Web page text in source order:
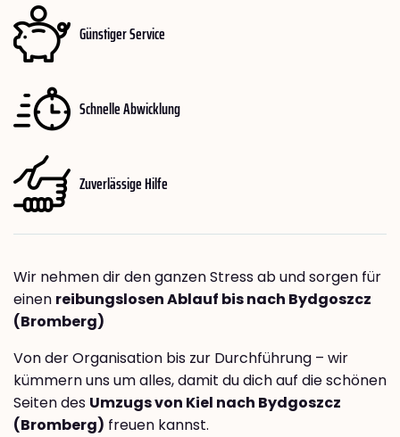
Günstiger Service
Schnelle Abwicklung
Zuverlässige Hilfe
Wir nehmen dir den ganzen Stress ab und sorgen für
einen reibungslosen Ablauf bis nach Bydgoszcz
(Bromberg)
Von der Organisation bis zur Durchführung – wir
kümmern uns um alles, damit du dich auf die schönen
Seiten des Umzugs von Kiel nach Bydgoszcz
(Bromberg) freuen kannst.